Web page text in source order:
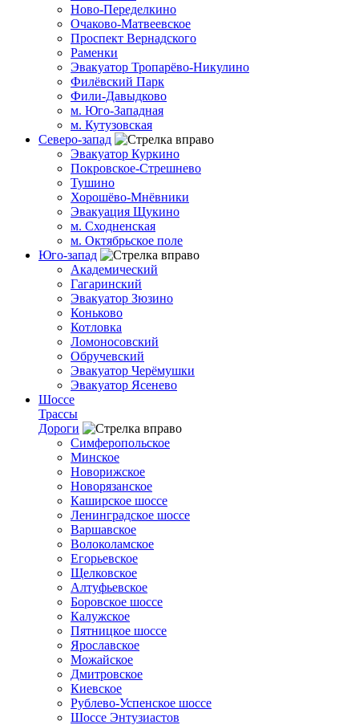
Ново-Переделкино
Очаково-Матвеевское
Проспект Вернадского
Раменки
Эвакуатор Тропарёво-Никулино
Филёвский Парк
Фили-Давыдково
м. Юго-Западная
м. Кутузовская
Северо-запад
Эвакуатор Куркино
Покровское-Стрешнево
Тушино
Хорошёво-Мнёвники
Эвакуация Щукино
м. Сходненская
м. Октябрьское поле
Юго-запад
Академический
Гагаринский
Эвакуатор Зюзино
Коньково
Котловка
Ломоносовский
Обручевский
Эвакуатор Черёмушки
Эвакуатор Ясенево
Шоссе
Трассы
Дороги
Симферопольское
Минское
Новорижское
Новорязанское
Каширское шоссе
Ленинградское шоссе
Варшавское
Волоколамское
Егорьевское
Щелковское
Алтуфьевское
Боровское шоссе
Калужское
Пятницкое шоссе
Ярославское
Можайское
Дмитровское
Киевское
Рублево-Успенское шоссе
Шоссе Энтузиастов